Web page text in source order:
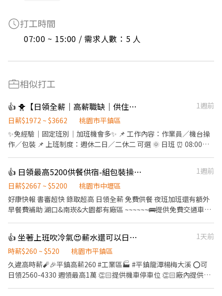
打工時間
07:00 ~ 15:00 / 需求人數：5 人
相似打工
👍 🐥【日領全薪｜高薪職缺｜供住宿｜平鎮】🐥
1週前
日薪$1972 ~ $3662
桃園市平鎮區
✨免經驗｜固定班別｜加班機會多✨ 📌 工作內容：作業員／機台操
作／包裝 📌 上班制度：週休二日／二休二 可選 🌞 日班 ⏰ 08:00－
二班日班 ⏰ 07:00－19:00（12H） 💰 時薪約 230 元 🌙二休二班夜
班 ⏰ 19:00－07:00（12H） 💰 時薪約 260 元 加班費另計，收入更
穩定！ 💰額外獎金最高4200 💰 ✅ 免經驗可 ✅ 可立即上工 ✅ 冷氣廠
房 ✅ 提供制服 ✅ 提供住宿 ✅ 穩定長期工作 #提供住宿 #平鎮 #中壢
友： https://lin.ee/JefzYJo
👍 日領最高5200供餐供宿-組包裝操作機台
1週前
日薪$2667 ~ $5200
桃園市中壢區
好康快報 書審超快 錄取超高 日領全薪 免費供餐 夜班加班還有額外
早餐費補助 湖口&南崁&大園都有廠區 ~~~~~~🚌提供免費交通車🚌
08:00~17:30(可彈性加班2h) 中班 14:30~12:00 🌛夜班
20:00~05:30(可彈性加班2h) 薪資:60000~95000 工作內容： 組裝、
包裝、測試、操作機台 ☝️用餐方式:免費 ☝️休假說明:週休六日 #提供
住宿 #免費供餐 #蘆竹 #南崁 #大園 #免費交通車 #日領全薪 #高額週
👍 坐著上班吹冷氣😍薪水還可以日領😱太誇張了啦
1天前
時薪$260 ~ $520
桃園市平鎮區
久違高時薪🧨🎉平鎮高薪260 #工業區🏭 #平鎮龍潭楊梅大溪 ⭕️可
日領2560-4330 週領最高1萬 👏🏻提供機車停車位 👏🏻廠內提供冰